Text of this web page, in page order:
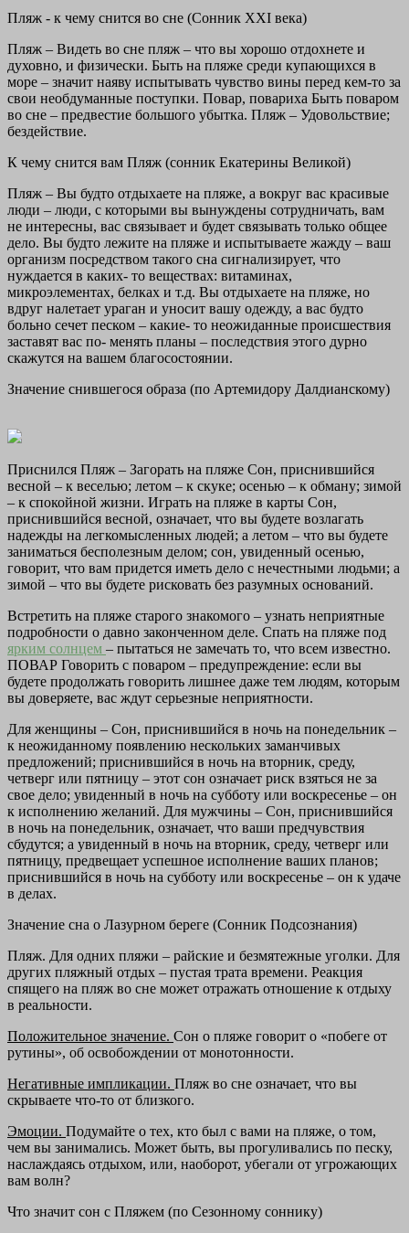
Пляж - к чему снится во сне (Сонник XXI века)
Пляж – Видеть во сне пляж – что вы хорошо отдохнете и
духовно, и физически. Быть на пляже среди купающихся в
море – значит наяву испытывать чувство вины перед кем-то за
свои необдуманные поступки. Повар, повариха Быть поваром
во сне – предвестие большого убытка. Пляж – Удовольствие;
бездействие.
К чему снится вам Пляж (сонник Екатерины Великой)
Пляж – Вы будто отдыхаете на пляже, а вокруг вас красивые
люди – люди, с которыми вы вынуждены сотрудничать, вам
не интересны, вас связывает и будет связывать только общее
дело. Вы будто лежите на пляже и испытываете жажду – ваш
организм посредством такого сна сигнализирует, что
нуждается в каких- то веществах: витаминах,
микроэлементах, белках и т.д. Вы отдыхаете на пляже, но
вдруг налетает ураган и уносит вашу одежду, а вас будто
больно сечет песком – какие- то неожиданные происшествия
заставят вас по- менять планы – последствия этого дурно
скажутся на вашем благосостоянии.
Значение снившегося образа (по Артемидору Далдианскому)
Приснился Пляж – Загорать на пляже Сон, приснившийся
весной – к веселью; летом – к скуке; осенью – к обману; зимой
– к спокойной жизни. Играть на пляже в карты Сон,
приснившийся весной, означает, что вы будете возлагать
надежды на легкомысленных людей; а летом – что вы будете
заниматься бесполезным делом; сон, увиденный осенью,
говорит, что вам придется иметь дело с нечестными людьми; а
зимой – что вы будете рисковать без разумных оснований.
Встретить на пляже старого знакомого – узнать неприятные
подробности о давно законченном деле. Спать на пляже под
ярким солнцем – пытаться не замечать то, что всем известно.
ПОВАР Говорить с поваром – предупреждение: если вы
будете продолжать говорить лишнее даже тем людям, которым
вы доверяете, вас ждут серьезные неприятности.
Для женщины – Сон, приснившийся в ночь на понедельник –
к неожиданному появлению нескольких заманчивых
предложений; приснившийся в ночь на вторник, среду,
четверг или пятницу – этот сон означает риск взяться не за
свое дело; увиденный в ночь на субботу или воскресенье – он
к исполнению желаний. Для мужчины – Сон, приснившийся
в ночь на понедельник, означает, что ваши предчувствия
сбудутся; а увиденный в ночь на вторник, среду, четверг или
пятницу, предвещает успешное исполнение ваших планов;
приснившийся в ночь на субботу или воскресенье – он к удаче
в делах.
Значение сна о Лазурном береге (Сонник Подсознания)
Пляж. Для одних пляжи – райские и безмятежные уголки. Для
других пляжный отдых – пустая трата времени. Реакция
спящего на пляж во сне может отражать отношение к отдыху
в реальности.
Положительное значение. Сон о пляже говорит о «побеге от
рутины», об освобождении от монотонности.
Негативные импликации. Пляж во сне означает, что вы
скрываете что-то от близкого.
Эмоции. Подумайте о тех, кто был с вами на пляже, о том,
чем вы занимались. Может быть, вы прогуливались по песку,
наслаждаясь отдыхом, или, наоборот, убегали от угрожающих
вам волн?
Что значит сон с Пляжем (по Сезонному соннику)